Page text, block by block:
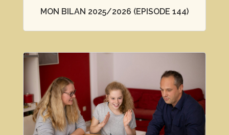
MON BILAN 2025/2026 (EPISODE 144)